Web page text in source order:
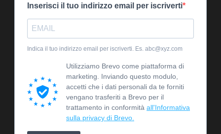
Inserisci il tuo indirizzo email per iscriverti
Indica il tuo indirizzo email per iscriverti. Es. abc@xyz.com
Utilizziamo Brevo come piattaforma di
marketing. Inviando questo modulo,
accetti che i dati personali da te forniti
vengano trasferiti a Brevo per il
trattamento in conformità all'Informativa
sulla privacy di Brevo.